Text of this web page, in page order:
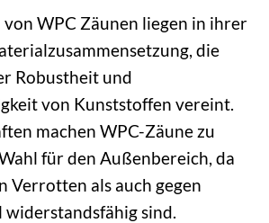
WPC Zäunen liegen in ihrer
die
Robustheit und
von Kunststoffen vereint.
machen WPC-Zäune zu
für den Außenbereich, da
Verrotten als auch gegen
widerstandsfähig sind.